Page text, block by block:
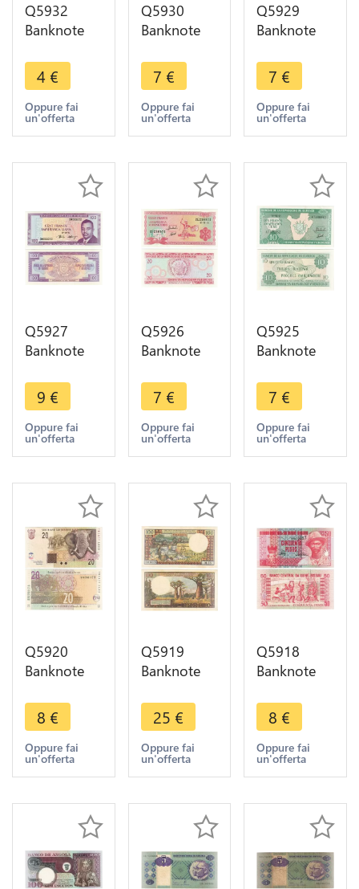
Q5932
Banknote
1000 Francs
200 Ariary
1994 ->
Make offer
4 €
Oppure fai
un'offerta
Q5930
Banknote
500 Francs
100 Ariary
1994 UNC -
> Make
7 €
Oppure fai
un'offerta
Q5929
Banknote
1000 Francs
200 Ariary
1994 UNC -
> Make
7 €
Oppure fai
un'offerta
Q5927
Banknote
Francs
Prince Louis
Rwagasore
1993 UNC -
offer
9 €
Oppure fai
un'offerta
Q5926
Banknote
Francs
Danseur
1991 UNC -
> Make
7 €
Oppure fai
un'offerta
Q5925
Banknote
Francs Unité
Travail
Progrès
1991 UNC -
offer
7 €
Oppure fai
un'offerta
Q5920
Banknote
Africa 20
Rand
Elephant
2005 AU ->
8 €
Oppure fai
un'offerta
Q5919
Banknote
100 Francs
20 Ariary
1964
Miadana ->
25 €
Oppure fai
un'offerta
Q5918
Banknote
Bissau 50
Pesos P.
Nalsna
1990 UNC -
offer
8 €
Oppure fai
un'offerta